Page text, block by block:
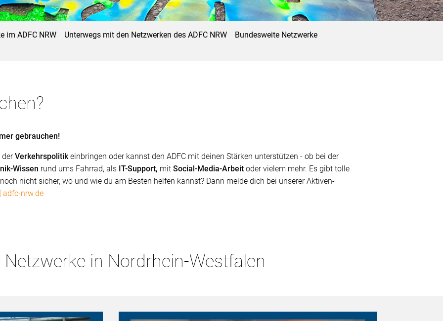
im ADFC NRW Unterwegs mit den Netzwerken des ADFC NRW Bundesweite Netzwerke
gebrauchen!
derVerkehrspolitikeinbringen oder kannst den ADFC mit deinen Stärken unterstützen - ob bei der
Wissen rund ums Fahrrad, als IT-Support, mitSocial-Media-Arbeitoder vielem mehr. Es gibt tolle
nicht sicher, wo und wie du am Besten helfen kannst? Dann melde dich bei unserer Aktiven-
adfc-nrw.de
Netzwerke in Nordrhein-Westfalen